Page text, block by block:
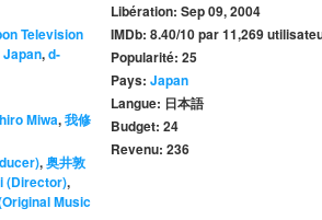
Television
,d-
Miwa,我修
,奥井敦
(Director),
Music
Libération: Sep 09, 2004
IMDb: 8.40/10 par 11,269
Popularité: 25
Pays:Japan
Langue: 日本語
Budget: 24
Revenu: 236